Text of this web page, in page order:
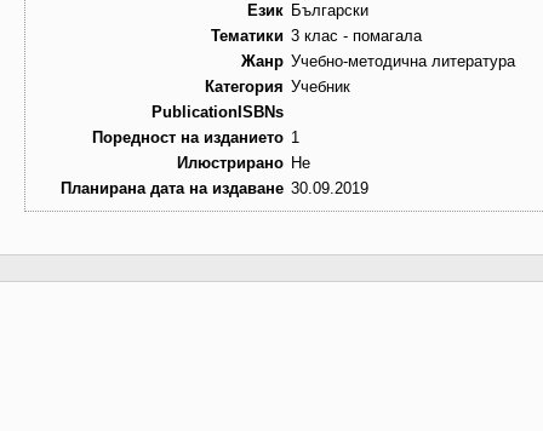
Език Български
Тематики 3 клас - помагала
Жанр Учебно-методична литература
Категория Учебник
PublicationISBNs
Поредност на изданието 1
Илюстрирано Не
Планирана дата на издаване 30.09.2019